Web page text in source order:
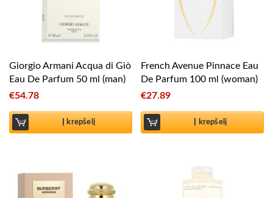
Giorgio Armani Acqua di Giò
Eau De Parfum 50 ml (man)
€54.78
Į krepšelį
French Avenue Pinnace Eau
De Parfum 100 ml (woman)
€27.89
Į krepšelį